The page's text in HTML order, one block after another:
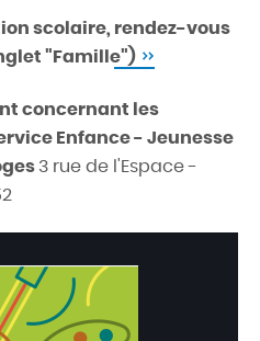
scolaire,rendez-vous
"Famille")
concernant les
Enfance - Jeunesse
3 rue de l'Espace -